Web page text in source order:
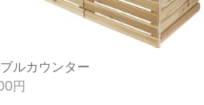
ルカウンター
円